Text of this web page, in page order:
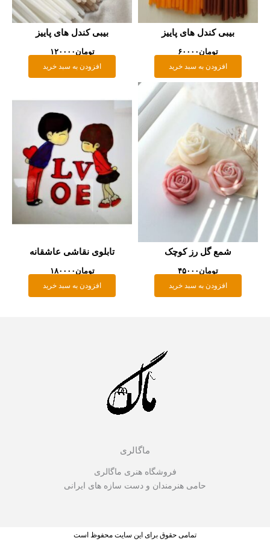
بیبی کندل های پاییز
تومان۶۰۰۰۰
افزودن به سبد خرید
بیبی کندل های پاییز
تومان۱۲۰۰۰۰
افزودن به سبد خرید
شمع گل رز کوچک
تومان۴۵۰۰۰
افزودن به سبد خرید
تابلوی نقاشی عاشقانه
تومان۱۸۰۰۰۰
افزودن به سبد خرید
ماگالری
فروشگاه هنری ماگالری
حامی هنرمندان و دست سازه های ایرانی
تمامی حقوق برای این سایت محفوظ است